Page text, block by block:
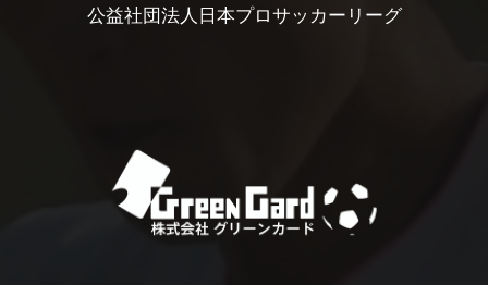
公益社団法人日本プロサッカーリーグ